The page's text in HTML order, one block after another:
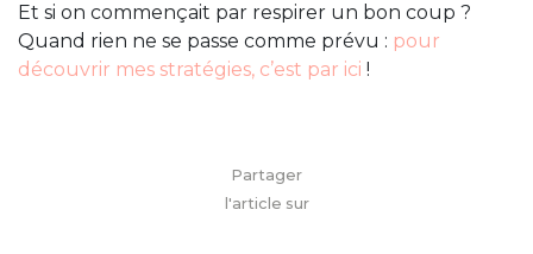
Et si on commençait par respirer un bon coup ?
Quand rien ne se passe comme prévu : pour
découvrir mes stratégies, c’est par ici !
Partager
l'article sur